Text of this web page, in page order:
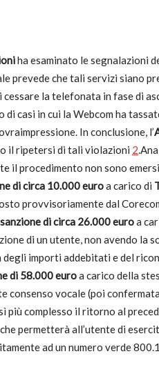
ha esaminato le segnalazioni
prevede che tali servizi siano
la telefonata in fase di
di casi in cui la Webcom ha
In conclusione, l’
il ripetersi di tali violazioni 2
il procedimento non sono
di circa 10.000 euroa carico di
provvisoriamente dal
sanzione di circa 26.000 euroa
di un utente, non avendo
importi addebitati e del
di 58.000 euroa carico della
consenso vocale (poi
più complesso il ritorno al
permetterà all’utente di
ad un numero verde